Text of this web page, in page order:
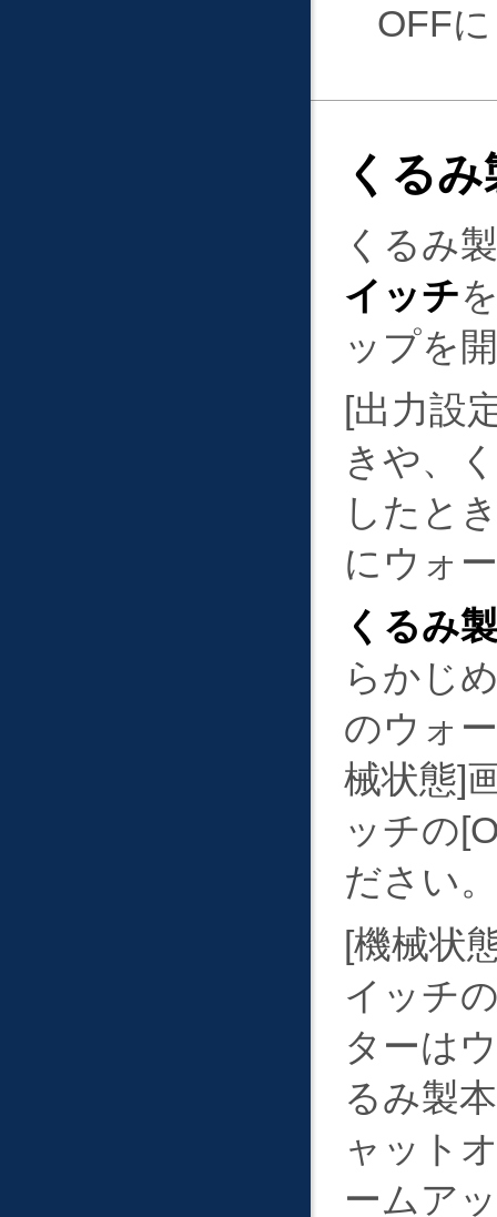
OFF
くる
くるみ
イッチ
ップを
出力設
きや、
したと
にウォ
くるみ
らかじ
のウォ
械状態
ッチの
ださい。
機械状
イッチ
ターは
るみ製
ャット
ームア